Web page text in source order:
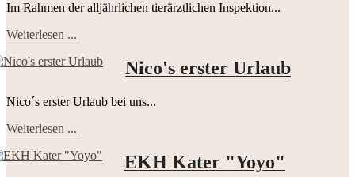
Im Rahmen der alljährlichen tierärztlichen Inspektion...
Weiterlesen ...
Nico's erster Urlaub
Nico´s erster Urlaub bei uns...
Weiterlesen ...
EKH Kater "Yoyo"